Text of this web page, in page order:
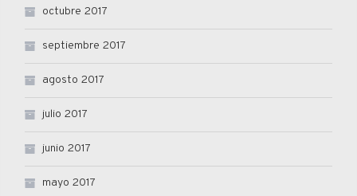
octubre 2017
septiembre 2017
agosto 2017
julio 2017
junio 2017
mayo 2017